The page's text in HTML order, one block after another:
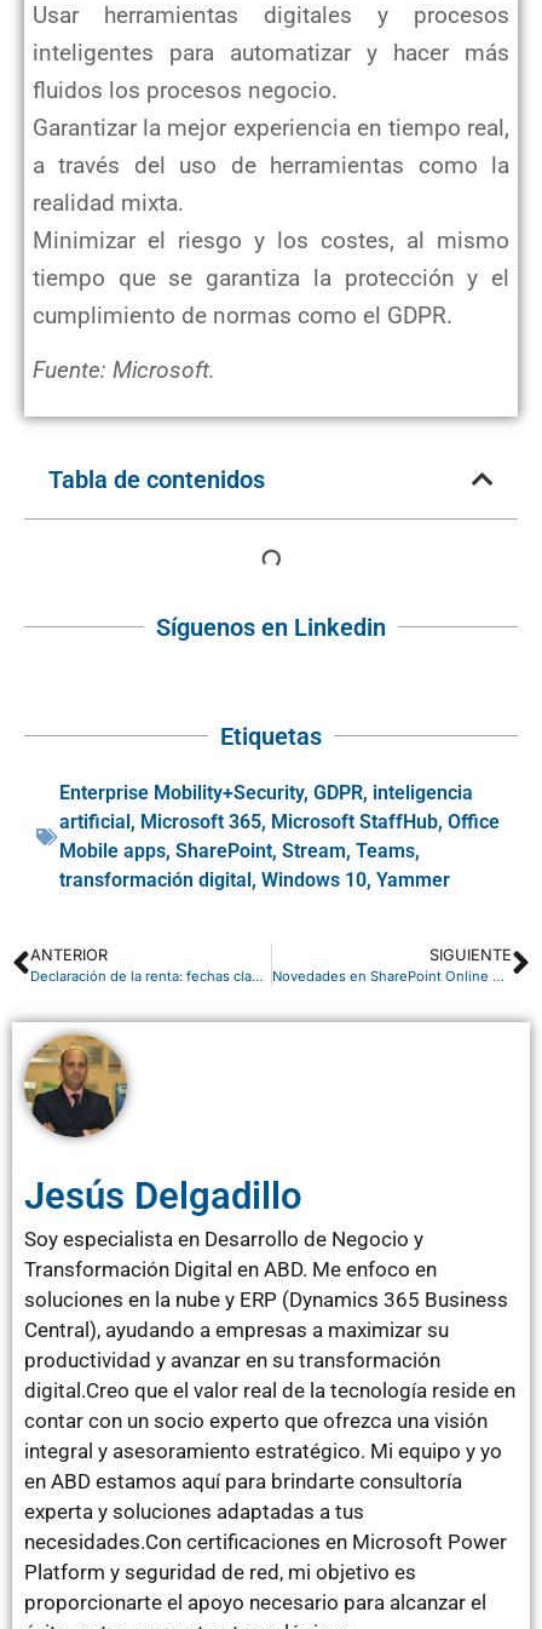
Usar herramientas digitales y procesos
inteligentes para automatizar y hacer más
fluidos los procesos negocio.
Garantizar la mejor experiencia en tiempo real,
a través del uso de herramientas como la
realidad mixta.
Minimizar el riesgo y los costes, al mismo
tiempo que se garantiza la protección y el
cumplimiento de normas como el GDPR.
Fuente: Microsoft.
Tabla de contenidos
Síguenos en Linkedin
Etiquetas
Enterprise Mobility+Security, GDPR, inteligencia
artificial, Microsoft 365, Microsoft StaffHub, Office
Mobile apps, SharePoint, Stream, Teams,
transformación digital, Windows 10, Yammer
ANTERIOR
Declaración de la renta: fechas clave y novedades de la campaña de 2017
SIGUIENTE
Novedades en SharePoint Online para mejorar nuestro trabajo
Jesús Delgadillo
Soy especialista en Desarrollo de Negocio y
Transformación Digital en ABD. Me enfoco en
soluciones en la nube y ERP (Dynamics 365 Business
Central), ayudando a empresas a maximizar su
productividad y avanzar en su transformación
digital.Creo que el valor real de la tecnología reside en
contar con un socio experto que ofrezca una visión
integral y asesoramiento estratégico. Mi equipo y yo
en ABD estamos aquí para brindarte consultoría
experta y soluciones adaptadas a tus
necesidades.Con certificaciones en Microsoft Power
Platform y seguridad de red, mi objetivo es
proporcionarte el apoyo necesario para alcanzar el